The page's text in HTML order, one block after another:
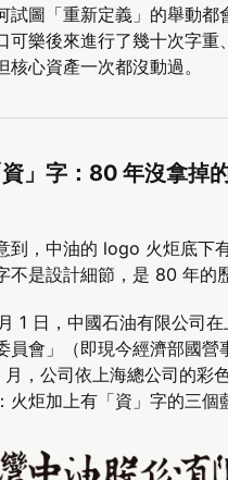
試圖「重新定義」的舉動都
可樂後來進行了幾十次字重
核心資產一次都沒動過。
」字：80 年沒拿掉
到，中油的 logo 火炬底下
不是設計細節，是 80 年的
1 日，中國石油有限公司在
員會」（即現今經濟部國營
，公司依上海總公司的彩
火炬加上有「資」字的三個